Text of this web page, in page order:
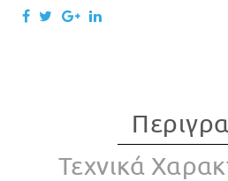
Τεχνικά